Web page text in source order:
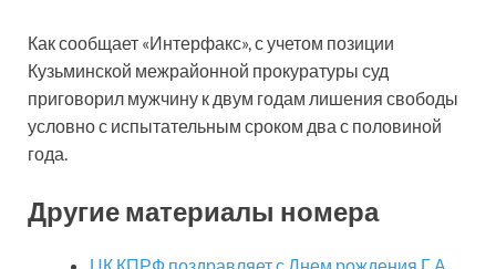
Как сообщает «Интерфакс», с учетом позиции
Кузьминской межрайонной прокуратуры суд
приговорил мужчину к двум годам лишения свободы
условно с испытательным сроком два с половиной
года.
Другие материалы номера